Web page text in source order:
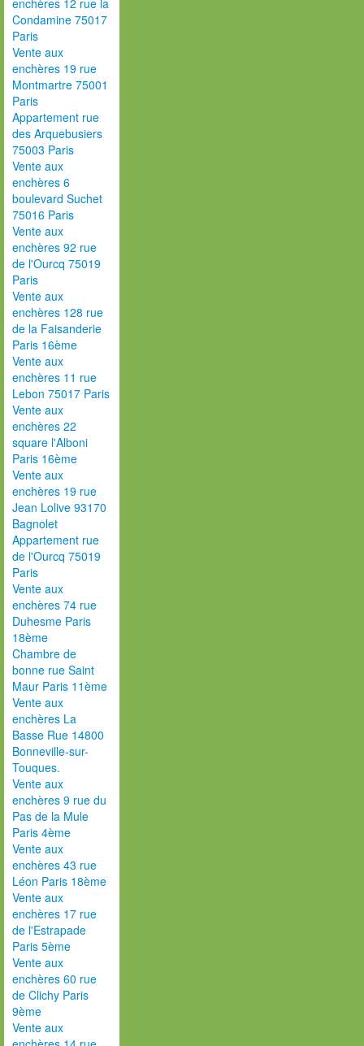
enchères 12 rue la
Condamine 75017
Paris
Vente aux
enchères 19 rue
Montmartre 75001
Paris
Appartement rue
des Arquebusiers
75003 Paris
Vente aux
enchères 6
boulevard Suchet
75016 Paris
Vente aux
enchères 92 rue
de l'Ourcq 75019
Paris
Vente aux
enchères 128 rue
de la Faisanderie
Paris 16ème
Vente aux
enchères 11 rue
Lebon 75017 Paris
Vente aux
enchères 22
square l'Alboni
Paris 16ème
Vente aux
enchères 19 rue
Jean Lolive 93170
Bagnolet
Appartement rue
de l'Ourcq 75019
Paris
Vente aux
enchères 74 rue
Duhesme Paris
18ème
Chambre de
bonne rue Saint
Maur Paris 11ème
Vente aux
enchères La
Basse Rue 14800
Bonneville-sur-
Touques.
Vente aux
enchères 9 rue du
Pas de la Mule
Paris 4ème
Vente aux
enchères 43 rue
Léon Paris 18ème
Vente aux
enchères 17 rue
de l'Estrapade
Paris 5ème
Vente aux
enchères 60 rue
de Clichy Paris
9ème
Vente aux